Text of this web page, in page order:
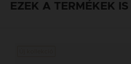
EZEK A TERMÉKEK